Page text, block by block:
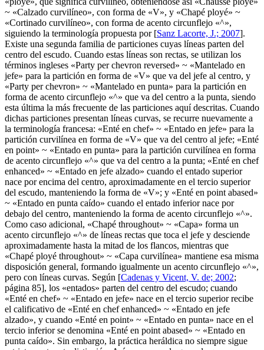
~ «Calzado curvilíneo», con forma de «V», y «Chapé ployé» ~
«Cortinado curvilíneo», con forma de acento circunflejo «^»,
siguiendo la terminología propuesta por [Sanz Lacorte, J.; 2007].
Existe una segunda familia de particiones cuyas líneas parten del
centro del escudo. Cuando estas líneas son rectas, se utilizan los
términos ingleses «Party per chevron reversed» ~ «Mantelado en
jefe» para la partición en forma de «V» que va del jefe al centro, y
«Party per chevron» ~ «Mantelado en punta» para la partición en
forma de acento circunflejo «^» que va del centro a la punta, siendo
esta última la más frecuente de las particiones aquí descritas. Cuando
dichas particiones presentan líneas curvas, se recurre nuevamente a
la terminología francesa: «Enté en chef» ~ «Entado en jefe» para la
partición curvilínea en forma de «V» que va del centro al jefe; «Enté
en point» ~ «Entado en punta» para la partición curvilínea en forma
de acento circunflejo «^» que va del centro a la punta; «Enté en chef
enhanced» ~ «Entado en jefe alzado» cuando el entado superior
nace por encima del centro, aproximadamente en el tercio superior
del escudo, manteniendo la forma de «V»; y «Enté en point abased»
~ «Entado en punta caído» cuando el entado inferior nace por
debajo del centro, manteniendo la forma de acento circunflejo «^».
Como caso adicional, «Chapé throughout» ~ «Capa» forma un
acento circunflejo «^» de líneas rectas que toca el jefe y desciende
aproximadamente hasta la mitad de los flancos, mientras que
«Chapé ployé throughout» ~ «Capa curvilínea» mantiene esa misma
disposición general, formando igualmente un acento circunflejo «^»,
pero con líneas curvas. Según [Cadenas y Vicent, V. de; 2002;
página 85], los «entados» parten del centro del escudo; cuando
«Enté en chef» ~ «Entado en jefe» nace en el tercio superior recibe
el calificativo de «Enté en chef enhanced» ~ «Entado en jefe
alzado», y cuando «Enté en point» ~ «Entado en punta» nace en el
tercio inferior se denomina «Enté en point abased» ~ «Entado en
punta caído». Sin embargo, la práctica heráldica no siempre sigue